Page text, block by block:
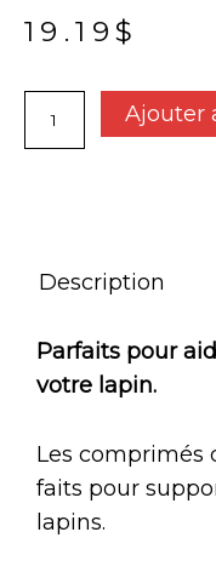
19.19 $
quantité
Comprimés
Ajouter
Description
Parfaits pour
votre lapin.
Les comprimés
faits pour
lapins.